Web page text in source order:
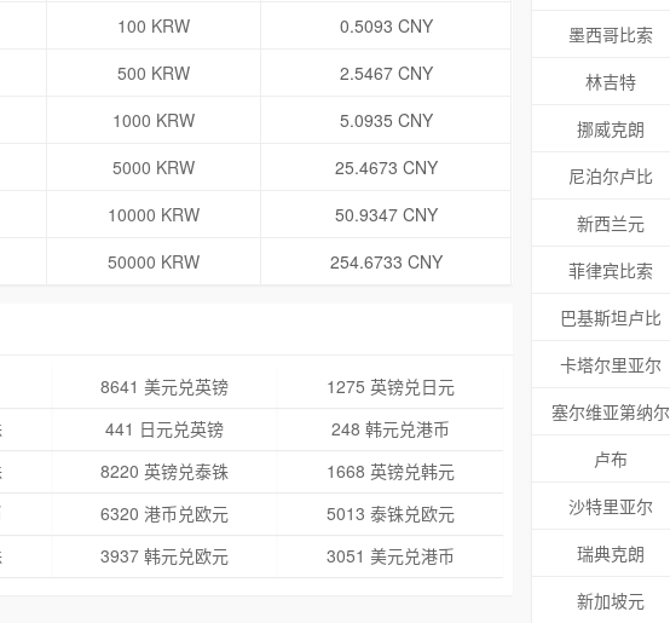
100 KRW
0.5093 CNY
500 KRW
2.5467 CNY
1000 KRW
5.0935 CNY
5000 KRW
25.4673 CNY
10000 KRW
50.9347 CNY
50000 KRW 254.6733 CNY
8641 美元兑英镑
1275 英镑兑日元
441 日元兑英镑
248 韩元兑港币
8220 英镑兑泰铢
1668 英镑兑韩元
6320 港币兑欧元
5013 泰铢兑欧元
3937 韩元兑欧元 3051 美元兑港币
墨西哥比索
林吉特
挪威克朗
尼泊尔卢比
新西兰元
菲律宾比索
巴基斯坦卢比
卡塔尔里亚尔
塞尔维亚第纳尔
卢布
沙特里亚尔
瑞典克朗
新加坡元